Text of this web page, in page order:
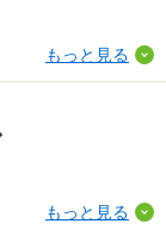
もっと見る
もっと見る